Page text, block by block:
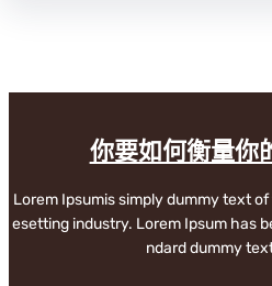
你要如何衡量你
Lorem Ipsumis simply dummy text
esetting industry. Lorem Ipsum has
ndard dummy